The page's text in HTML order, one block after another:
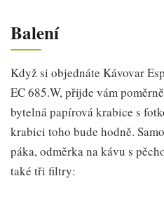
Balení
Když si objednáte Kávovar
EC 685.W, přijde vám
bytelná papírová krabice s
krabici toho bude hodně.
páka, odměrka na kávu s
také tři filtry: